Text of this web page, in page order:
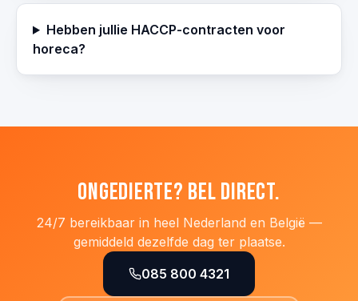
Hebben jullie HACCP-contracten voor
horeca?
Ongedierte? Bel direct.
24/7 bereikbaar in heel Nederland en België —
gemiddeld dezelfde dag ter plaatse.
085 800 4321